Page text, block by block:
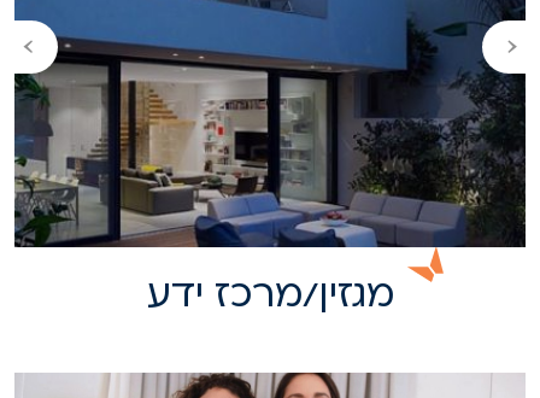
›
מגזין/מרכז ידע